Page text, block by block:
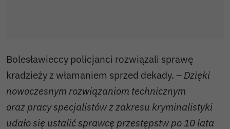
Bolesławieccy policjanci rozwiązali sprawę
kradzieży z włamaniem sprzed dekady. – Dzięki
nowoczesnym rozwiązaniom technicznym
oraz pracy specjalistów z zakresu kryminalistyki
udało się ustalić sprawcę przestępstw po 10 lata